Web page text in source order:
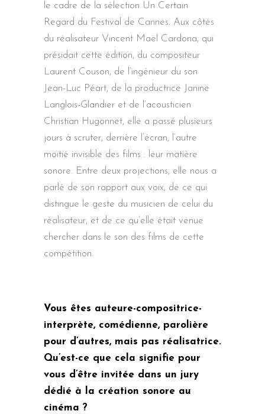
le cadre de la sélection Un Certain
Regard du Festival de Cannes. Aux côtés
du réalisateur Vincent Maël Cardona, qui
présidait cette édition, du compositeur
Laurent Couson, de l’ingénieur du son
Jean-Luc Péart, de la productrice Janine
Langlois-Glandier et de l’acousticien
Christian Hugonnet, elle a passé plusieurs
jours à scruter, derrière l’écran, l’autre
moitié invisible des films : leur matière
sonore. Entre deux projections, elle nous a
parlé de son rapport aux voix, de ce qui
distingue le geste du musicien de celui du
réalisateur, et de ce qu’elle était venue
chercher dans le son des films de cette
compétition.
Vous êtes auteure-compositrice-
interprète, comédienne, parolière
pour d’autres, mais pas réalisatrice.
Qu’est-ce que cela signifie pour
vous d’être invitée dans un jury
dédié à la création sonore au
cinéma ?